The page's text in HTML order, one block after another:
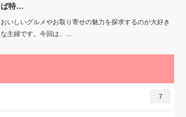
ば特…
おいしいグルメやお取り寄せの魅力を探求するのが大好き
な主婦です。今回は、…
7